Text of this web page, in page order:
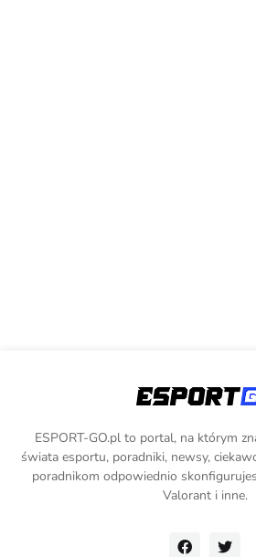
ESPORT-GO.pl to portal, na którym
świata esportu, poradniki, newsy,
poradnikom odpowiednio
Valorant i inne.